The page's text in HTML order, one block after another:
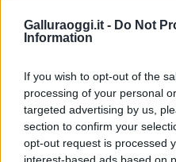
Galluraoggi.it - Do Not
Information
If you wish to opt-out of the
processing of your personal
targeted advertising by us,
section to confirm your
opt-out request is processed
interest-based ads based on
TEMI:
Gavino Murrighile
Notizie
Entra nel